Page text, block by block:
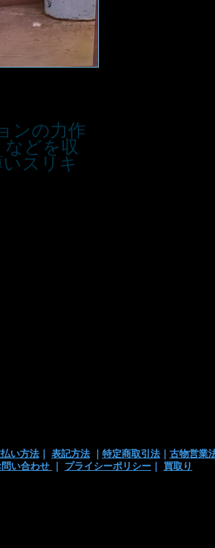
ンの力作
どを収
スリキ
い方法｜ 表記方法｜ 特定商取引法｜ 古物営業
問い合わせ プライシーポリシー 買取り